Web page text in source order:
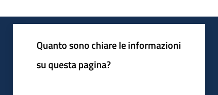
Quanto sono chiare le informazioni
su questa pagina?